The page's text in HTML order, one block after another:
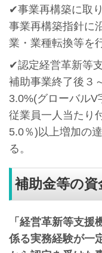
✔事業再構築に取
事業再構築指針に
業・業種転換等を
✔認定経営革新等
補助事業終了後３
3.0%(グローバルV
従業員一人当たり
5.0％)以上増加の
る。
補助金等の資
「経営革新等支
係る実務経験が一